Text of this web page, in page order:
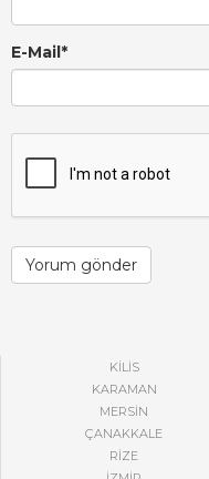
E-Mail *
KİLİS
KARAMAN
MERSİN
ÇANAKKALE
RİZE